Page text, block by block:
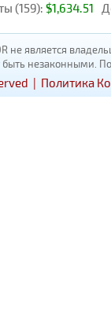
(159): $1,634.51
является
незаконными.
| Политика